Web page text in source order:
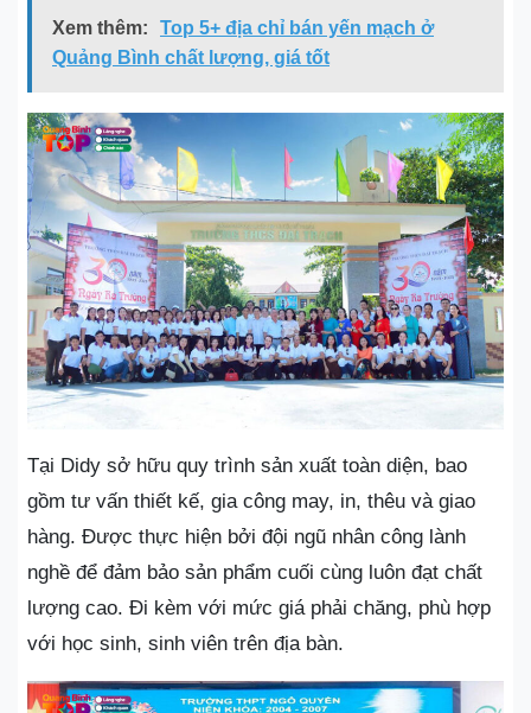
Xem thêm:
Top 5+ địa chỉ bán yến mạch ở
Quảng Bình chất lượng, giá tốt
Tại Didy sở hữu quy trình sản xuất toàn diện, bao
gồm tư vấn thiết kế, gia công may, in, thêu và giao
hàng. Được thực hiện bởi đội ngũ nhân công lành
nghề để đảm bảo sản phẩm cuối cùng luôn đạt chất
lượng cao. Đi kèm với mức giá phải chăng, phù hợp
với học sinh, sinh viên trên địa bàn.